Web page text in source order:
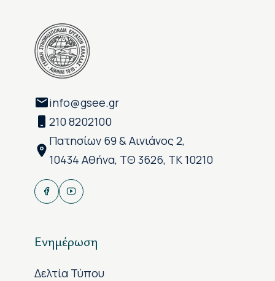
info@gsee.gr
210 8202100
Πατησίων 69 & Αινιάνος 2,
10434 Αθήνα, ΤΘ 3626, ΤΚ 10210
Ενημέρωση
Δελτία Τύπου